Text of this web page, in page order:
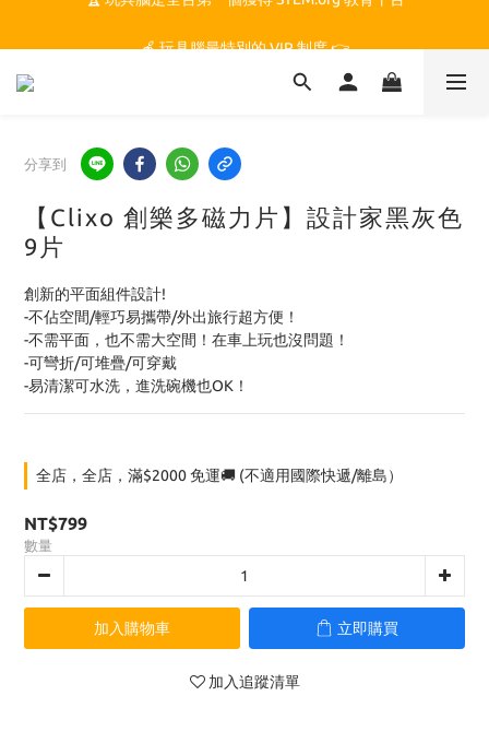
🍎 玩具腦最特別的 VIP 制度 👉
🏆 玩具腦是全台第一個獲得 STEM.org 教育平台
分享到
【Clixo 創樂多磁力片】設計家黑灰色
9片
創新的平面組件設計!
-不佔空間/輕巧易攜帶/外出旅行超方便！
-不需平面，也不需大空間！在車上玩也沒問題！
-可彎折/可堆疊/可穿戴
-易清潔可水洗，進洗碗機也OK！
全店，全店，滿$2000 免運🚚 (不適用國際快遞/離島）
NT$799
數量
加入購物車 立即購買
加入追蹤清單